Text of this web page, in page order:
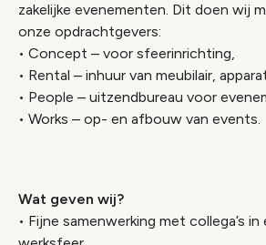
zakelijke evenementen. Dit doen wij
onze opdrachtgevers:
• Concept – voor sfeerinrichting,
• Rental – inhuur van meubilair,
• People – uitzendbureau voor
• Works – op- en afbouw van events.
Wat geven wij?
• Fijne samenwerking met collega’s